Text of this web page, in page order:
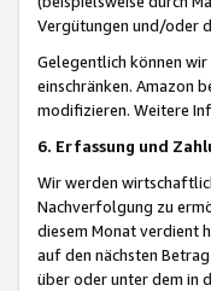
Vergütungen und/oder
Gelegentlich können
einschränken. Amazon
modifizieren. Weitere
6. Erfassung und
Wir werden
Nachverfolgung zu
diesem Monat verdient
auf den nächsten
über oder unter dem in